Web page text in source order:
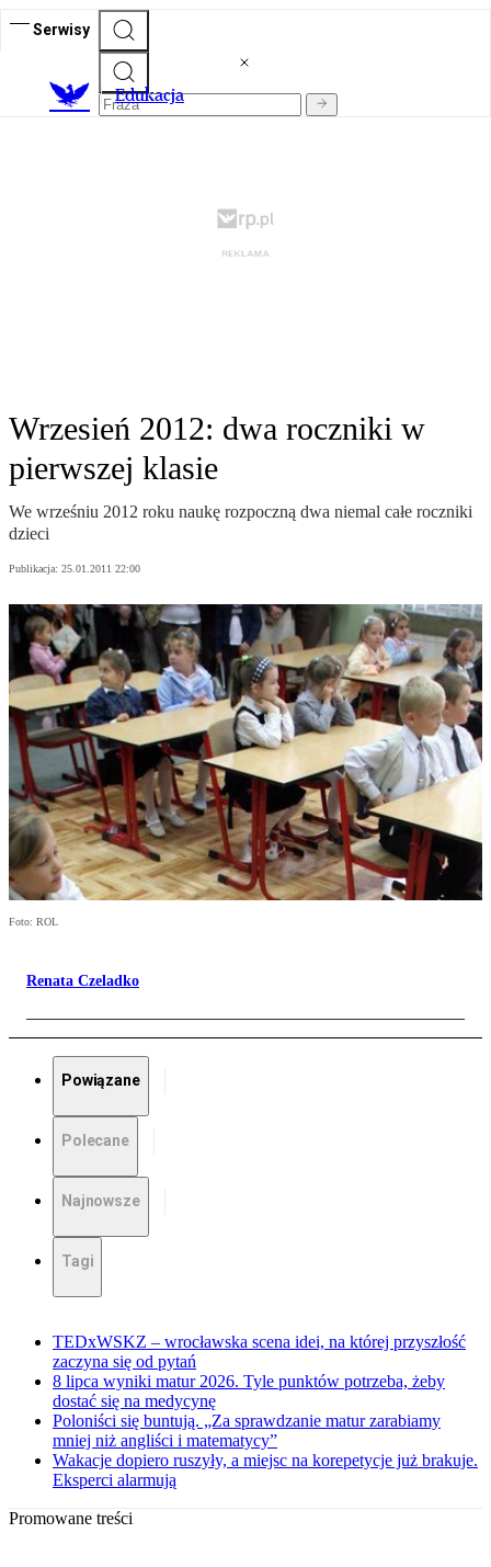
Serwisy
Edukacja
Wrzesień 2012: dwa roczniki w
pierwszej klasie
We wrześniu 2012 roku naukę rozpoczną dwa niemal całe roczniki
dzieci
Publikacja: 25.01.2011 22:00
Foto: ROL
Renata Czeladko
Powiązane
Polecane
Najnowsze
Tagi
TEDxWSKZ – wrocławska scena idei, na której przyszłość
zaczyna się od pytań
8 lipca wyniki matur 2026. Tyle punktów potrzeba, żeby
dostać się na medycynę
Poloniści się buntują. „Za sprawdzanie matur zarabiamy
mniej niż angliści i matematycy”
Wakacje dopiero ruszyły, a miejsc na korepetycje już brakuje.
Eksperci alarmują
Promowane treści